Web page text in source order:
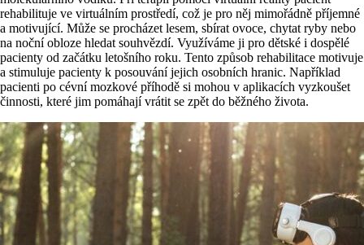
rehabilituje ve virtuálním prostředí, což je pro něj mimořádně příjemné
a motivující. Může se procházet lesem, sbírat ovoce, chytat ryby nebo
na noční obloze hledat souhvězdí. Využíváme ji pro dětské i dospělé
pacienty od začátku letošního roku. Tento způsob rehabilitace motivuje
a stimuluje pacienty k posouvání jejich osobních hranic. Například
pacienti po cévní mozkové příhodě si mohou v aplikacích vyzkoušet
činnosti, které jim pomáhají vrátit se zpět do běžného života.